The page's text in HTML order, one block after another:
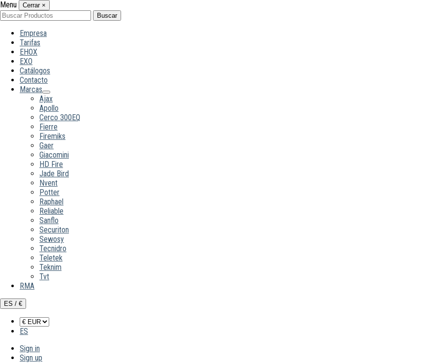
Menu Cerrar ×
Buscar
por:
Buscar
Empresa
Tarifas
EHOX
EXO
Catálogos
Contacto
Marcas
Ajax
Apollo
Cerco 300EQ
Fierre
Firemiks
Gaer
Giacomini
HD Fire
Jade Bird
Nvent
Potter
Raphael
Reliable
Sanflo
Securiton
Sewosy
Tecnidro
Teletek
Teknim
Tvt
RMA
ES / €
ES
Sign in
Sign up